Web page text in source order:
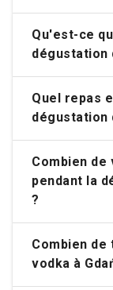
Qu'est-ce
dégustation
Quel repas
dégustation
Combien
pendant la
?
Combien de
vodka à